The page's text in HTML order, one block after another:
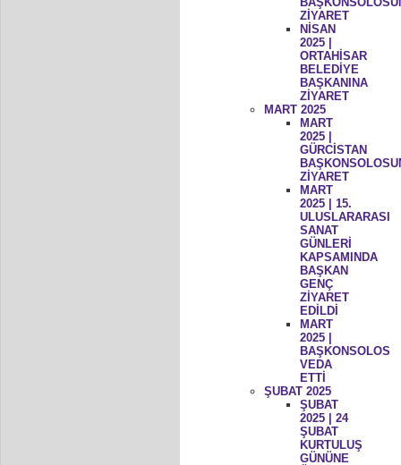
ZİYARET
NİSAN
2025 |
ORTAHİSAR
BELEDİYE
BAŞKANINA
ZİYARET
MART 2025
MART
2025 |
GÜRCİSTAN
ZİYARET
MART
2025 | 15.
ULUSLARARASI
SANAT
GÜNLERİ
KAPSAMINDA
BAŞKAN
GENÇ
ZİYARET
EDİLDİ
MART
2025 |
BAŞKONSOLOS
VEDA
ETTİ
ŞUBAT 2025
ŞUBAT
2025 | 24
ŞUBAT
KURTULUŞ
GÜNÜNE